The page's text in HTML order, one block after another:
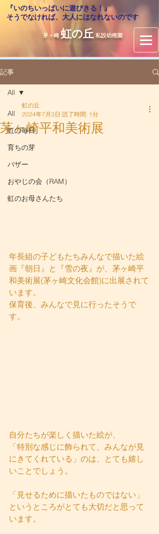
『いのちいっぱいに遊びきる！』
​そうでなければ、大人にはなれないのです
茅ヶ崎 虹の丘 私設幼稚園
記事
All
虹の毎日
育ちの芽
バザー
おやじの会（RAM）
虹のお母さんたち
All
茅ヶ崎平和美術展
虹の丘
2024年7月3日 読了時間: 1分
年長組の子どもたちみんなで描いた絵
画『朝日』と『雪の夜』が、茅ヶ崎平
和美術展(茅ヶ崎文化会館)に出展されて
います。
保育後、みんなで見に行ったそうで
す。
自分たちが楽しく描いた絵が、
「特別な感じに飾られて、みんなが見
にきてくれている」のは、とても嬉し
いことでしょう。
「見せるために描いたものではない」
というところがとても大切だと思って
います。